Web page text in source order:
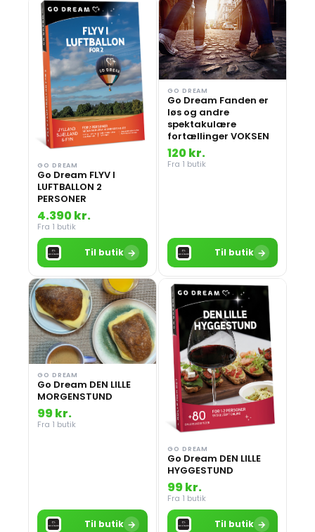
GO DREAM
Go Dream FLYV I
LUFTBALLON 2
PERSONER
4.390 kr.
Fra 1 butik
Til butik →
GO DREAM
Go Dream Fanden er
løs og andre
spektakulære
fortællinger VOKSEN
120 kr.
Fra 1 butik
Til butik →
GO DREAM
Go Dream DEN LILLE
MORGENSTUND
99 kr.
Fra 1 butik
Til butik →
GO DREAM
Go Dream DEN LILLE
HYGGESTUND
99 kr.
Fra 1 butik
Til butik →